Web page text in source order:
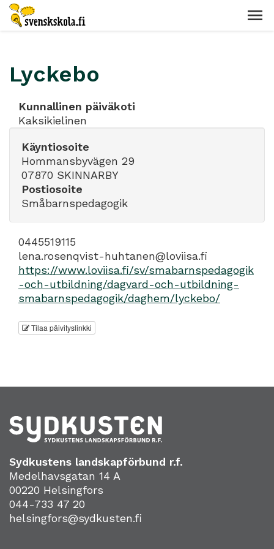
Lyckebo
Kunnallinen päiväkoti
Kaksikielinen
Käyntiosoite
Hommansbyvägen 29
07870 SKINNARBY
Postiosoite
Småbarnspedagogik
0445519115
lena.rosenqvist-huhtanen@loviisa.fi
https://www.loviisa.fi/sv/smabarnspedagogik
-och-utbildning/dagvard-och-utbildning-
smabarnspedagogik/daghem/lyckebo/
Tilaa päivityslinkki
Sydkustens landskapförbund r.f.
Medelhavsgatan 14 A
00220 Helsingfors
044-733 47 20
helsingfors@sydkusten.fi